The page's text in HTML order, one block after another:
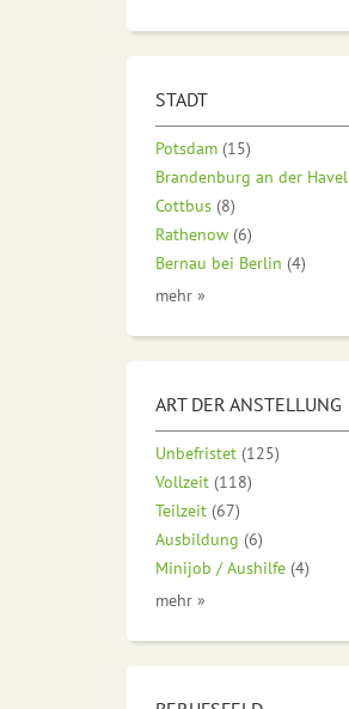
STADT
Potsdam (15)
Brandenburg an der Havel
Cottbus (8)
Rathenow (6)
Bernau bei Berlin (4)
mehr »
ART DER ANSTELLUNG
Unbefristet (125)
Vollzeit (118)
Teilzeit (67)
Ausbildung (6)
Minijob / Aushilfe (4)
mehr »